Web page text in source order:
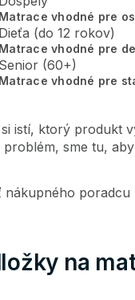
na
Matrace vhodné pre
Dieťa (do 12 rokov)
Matrace vhodné pre
Senior (60+)
Matrace vhodné pre
si istí, ktorý produkt
problém, sme tu,
nákupného poradcu